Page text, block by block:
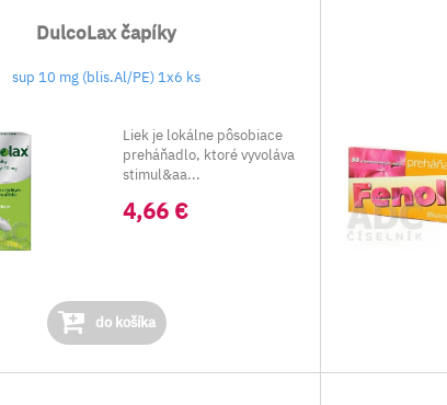
DulcoLax čapíky
sup 10 mg (blis.Al/PE) 1x6 ks
Liek je lokálne pôsobiace
preháňadlo, ktoré vyvoláva
stimul&aa...
4,66 €
do košíka